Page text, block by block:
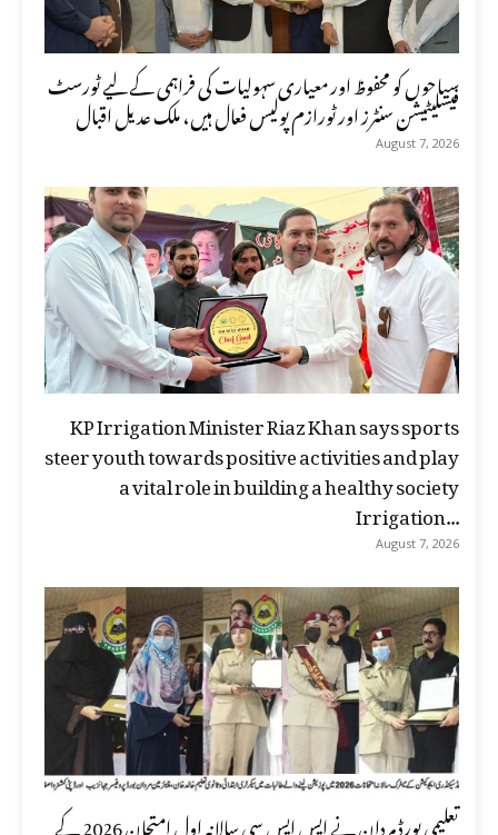
سیاحوں کو محفوظ اور معیاری سہولیات کی فراہمی کے لیے ٹورسٹ
فیسلیٹیشن سنٹرز اور ٹورازم پولیس فعال ہیں، ملک عدیل اقبال
August 7, 2026
KP Irrigation Minister Riaz Khan says sports
steer youth towards positive activities and play
a vital role in building a healthy society
Irrigation...
August 7, 2026
تعلیمی بورڈ مردان نے ایس ایس سی سالانہ اول امتحان 2026 کے